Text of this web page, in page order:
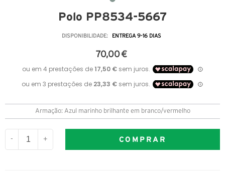
Polo PP8534-5667
DISPONIBILIDADE: ENTREGA 9-16 DIAS
70,00 €
Armação: Azul marinho brilhante em branco/vermelho
- + COMPRAR